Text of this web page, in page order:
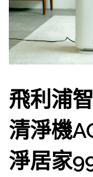
飛利浦
清淨機
淨居家